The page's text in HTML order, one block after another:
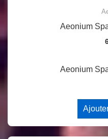
Aeonium
Aeonium